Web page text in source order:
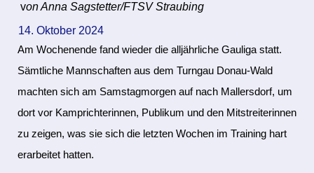
von Anna Sagstetter/FTSV Straubing
14. Oktober 2024
Am Wochenende fand wieder die alljährliche Gauliga statt.
Sämtliche Mannschaften aus dem Turngau Donau-Wald
machten sich am Samstagmorgen auf nach Mallersdorf, um
dort vor Kamprichterinnen, Publikum und den Mitstreiterinnen
zu zeigen, was sie sich die letzten Wochen im Training hart
erarbeitet hatten.